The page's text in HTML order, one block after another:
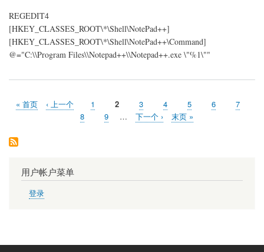
REGEDIT4
[HKEY_CLASSES_ROOT\*\Shell\NotePad++]
[HKEY_CLASSES_ROOT\*\Shell\NotePad++\Command]
@="C:\\Program Files\\Notepad++\\Notepad++.exe \"%1\""
分
首
« 首页
前
‹ 上一个
页1
当
2
页
面
3
页
4
页
面
5
页
6
页
7
页
8
页
9 …
下
下一个 ›
末
末页 »
用户帐户菜单
登录